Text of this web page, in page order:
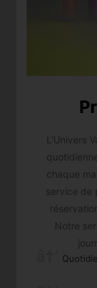
L'Univers
chaque
service de
Notre